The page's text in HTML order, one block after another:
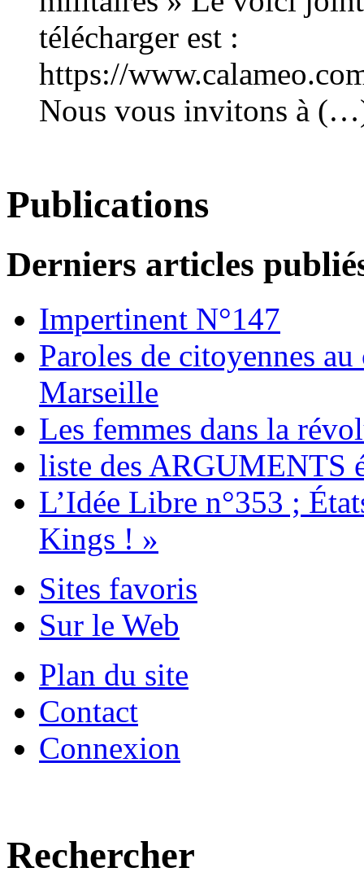
télécharger est :
https://
Nous vous invitons à
Publications
Derniers articles
Impertinent N°147
Paroles de citoyennes
Marseille
Les femmes dans la
liste des ARGUMENTS
L’Idée Libre n°353 ;
Kings ! »
Sites favoris
Sur le Web
Plan du site
Contact
Connexion
Rechercher